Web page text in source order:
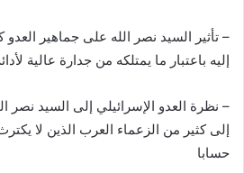
– تأثير السيد نصر الله على جماهير
إليه باعتبار ما يمتلكه من جدارة عالية
– نظرة العدو الإسرائيلي إلى السيد نصر
إلى كثير من الزعماء العرب الذين لا
حسابا